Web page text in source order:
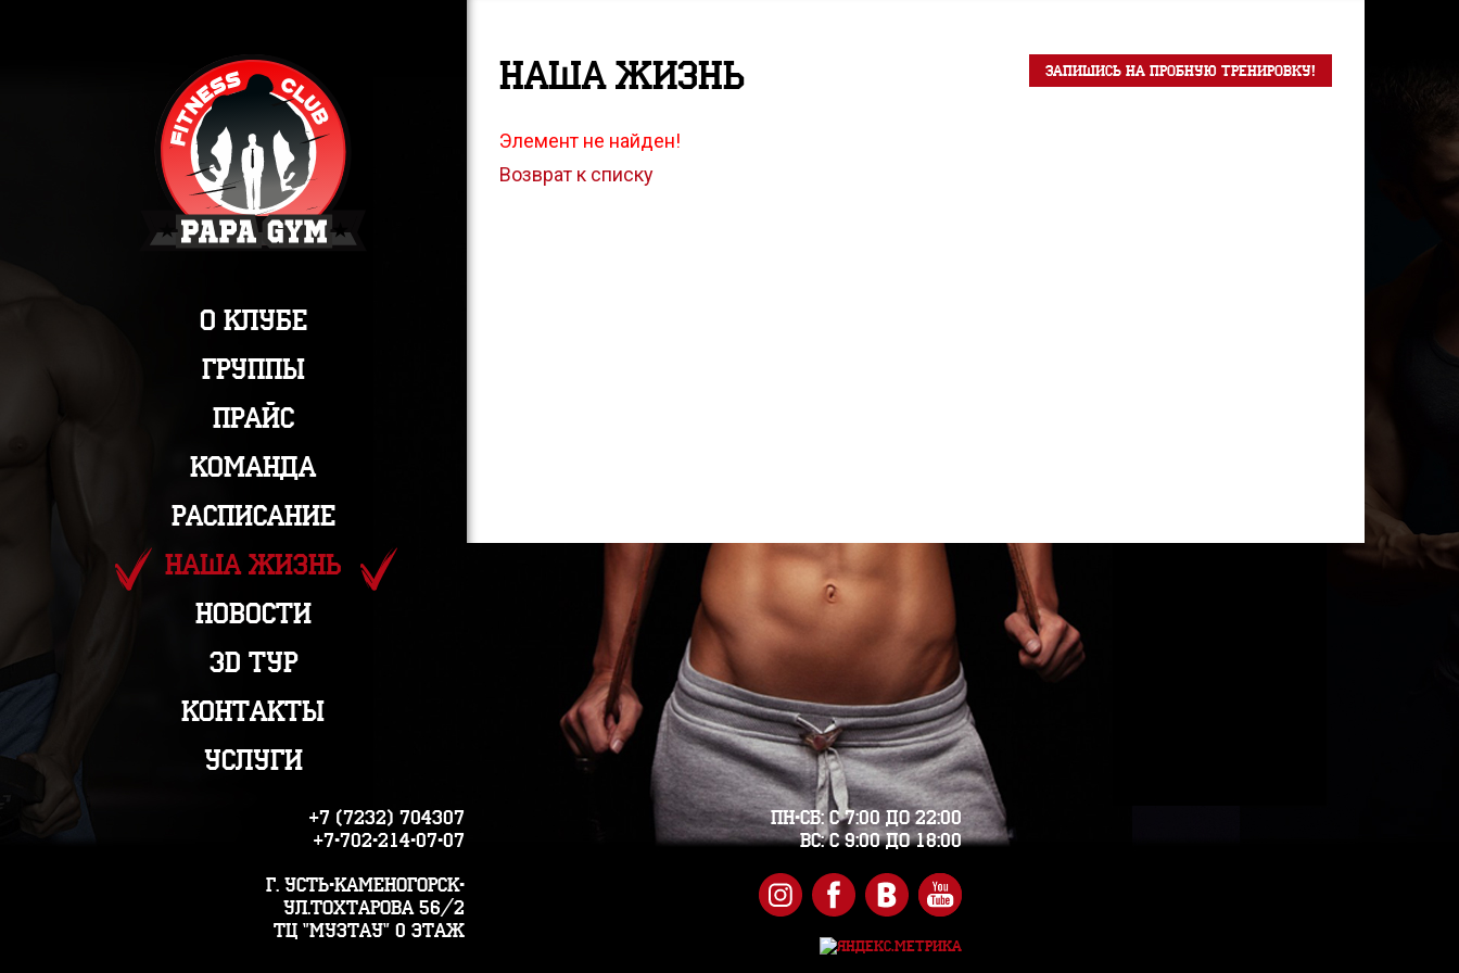
О клубе
Группы
Прайс
Команда
Расписание
Наша жизнь
Новости
3D Тур
Контакты
Услуги
Наша жизнь Запишись на пробную тренировку!
Элемент не найден!
Возврат к списку
+7 (7232) 704307
+7-702-214-07-07
г. Усть-Каменогорск-
ул.Тохтарова 56/2
ТЦ "Музтау" 0 этаж
Пн-Сб: с 7:00 до 22:00
Вс: с 9:00 до 18:00